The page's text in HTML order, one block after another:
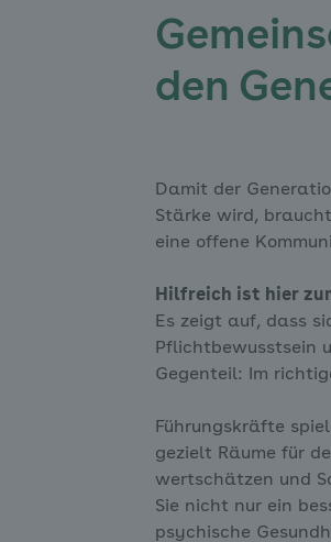
den
Damit der
Stärke wird,
eine offene
Hilfreich ist hier
Es zeigt auf, dass
Pflichtbewusstsein
Gegenteil: Im
Führungskräfte
gezielt Räume für
wertschätzen und
Sie nicht nur ein
psychische